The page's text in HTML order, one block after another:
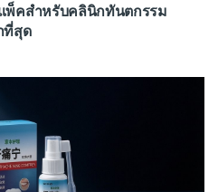
พ็คสำหรับคลินิกทันตกรรม
ที่สุด